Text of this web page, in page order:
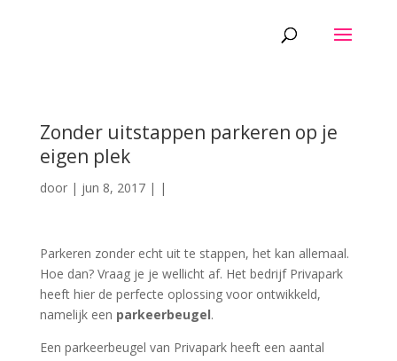
Zonder uitstappen parkeren op je
eigen plek
door | jun 8, 2017| |
Parkeren zonder echt uit te stappen, het kan allemaal.
Hoe dan? Vraag je je wellicht af. Het bedrijf Privapark
heeft hier de perfecte oplossing voor ontwikkeld,
namelijk een parkeerbeugel.
Een parkeerbeugel van Privapark heeft een aantal